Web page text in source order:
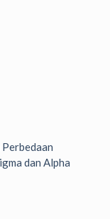
dan Alpha